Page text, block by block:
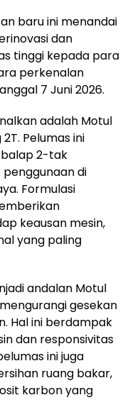
baru ini menandai
dan
tinggi kepada para
perkenalan
7 Juni 2026.
adalah Motul
Pelumas ini
balap 2-tak
di
Formulasi
keausan mesin,
yang paling
andalan Motul
gesekan
Hal ini berdampak
dan responsivitas
ini juga
ruang bakar,
karbon yang